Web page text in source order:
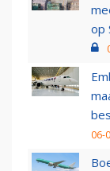
op
06-